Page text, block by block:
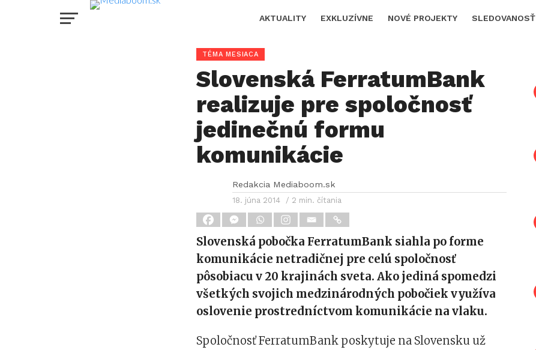
AKTUALITY EXKLUZÍVNE NOVÉ PROJEKTY SLEDOVANOSŤ
TÉMA MESIACA
Slovenská FerratumBank
realizuje pre spoločnosť
jedinečnú formu
komunikácie
Redakcia Mediaboom.sk
18. júna 2014 / 2 min. čítania
Slovenská pobočka FerratumBank siahla po forme
komunikácie netradičnej pre celú spoločnosť
pôsobiacu v 20 krajinách sveta. Ako jediná spomedzi
všetkých svojich medzinárodných pobočiek využíva
oslovenie prostredníctvom komunikácie na vlaku.
Spoločnosť FerratumBank poskytuje na Slovensku už